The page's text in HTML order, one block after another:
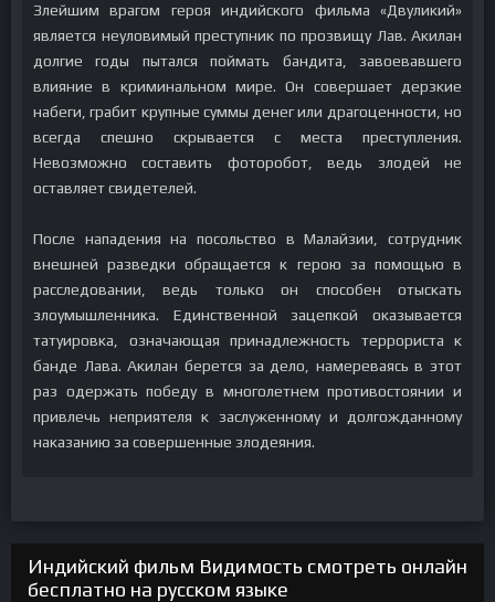
Злейшим врагом героя индийского фильма «Двуликий»
является неуловимый преступник по прозвищу Лав. Акилан
долгие годы пытался поймать бандита, завоевавшего
влияние в криминальном мире. Он совершает дерзкие
набеги, грабит крупные суммы денег или драгоценности, но
всегда спешно скрывается с места преступления.
Невозможно составить фоторобот, ведь злодей не
оставляет свидетелей.
После нападения на посольство в Малайзии, сотрудник
внешней разведки обращается к герою за помощью в
расследовании, ведь только он способен отыскать
злоумышленника. Единственной зацепкой оказывается
татуировка, означающая принадлежность террориста к
банде Лава. Акилан берется за дело, намереваясь в этот
раз одержать победу в многолетнем противостоянии и
привлечь неприятеля к заслуженному и долгожданному
наказанию за совершенные злодеяния.
Индийский фильм Видимость смотреть онлайн
бесплатно на русском языке